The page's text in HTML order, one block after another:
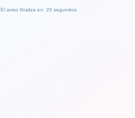
El aviso finaliza en: 19 segundos.